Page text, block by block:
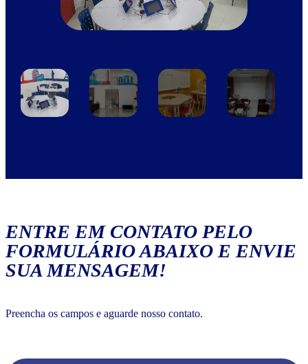
ENTRE EM CONTATO PELO
FORMULÁRIO ABAIXO E ENVIE
SUA MENSAGEM!
Preencha os campos e aguarde nosso contato.